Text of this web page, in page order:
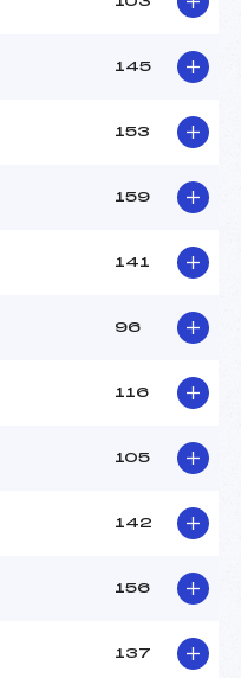
145
153
159
141
96
116
105
142
156
137